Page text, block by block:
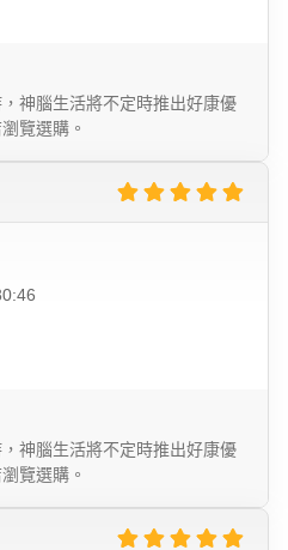
神腦生活將不定時推出好康優
覽選購。
神腦生活將不定時推出好康優
覽選購。